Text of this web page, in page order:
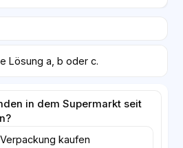
Lösung a, b oder c.
in dem Supermarkt seit
kaufen